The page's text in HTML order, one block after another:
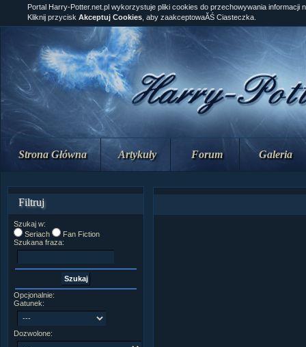
Strona Główna Artykuły Forum Galeria
Filtruj
Szukaj w:
Seriach
Fan Fiction
Szukana fraza:
Opcjonalnie:
Gatunek:
Dozwolone:
Portal Harry-Potter.net.pl wykorzystuje pliki cookies do przechowywania informacji
Kliknij przycisk Akceptuj Cookies , aby zaakceptowaĂŚ Ciasteczka.